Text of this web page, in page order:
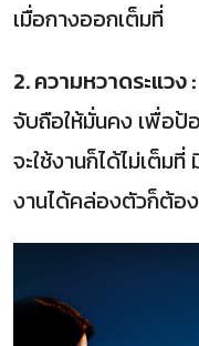
เมื่อกางออกเต็มที่
2. ความหวาดระแวง :
จับถือให้มั่นคง เพื่อป้
จะใช้งานก็ได้ไม่เต็ม
งานได้คล่องตัวก็ต้อ